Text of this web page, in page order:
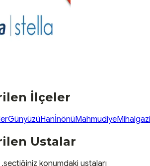
İlçeler
GünyüzüHanİnönüMahmudiyeMihalgazi
Ustalar
konumdaki ustaları